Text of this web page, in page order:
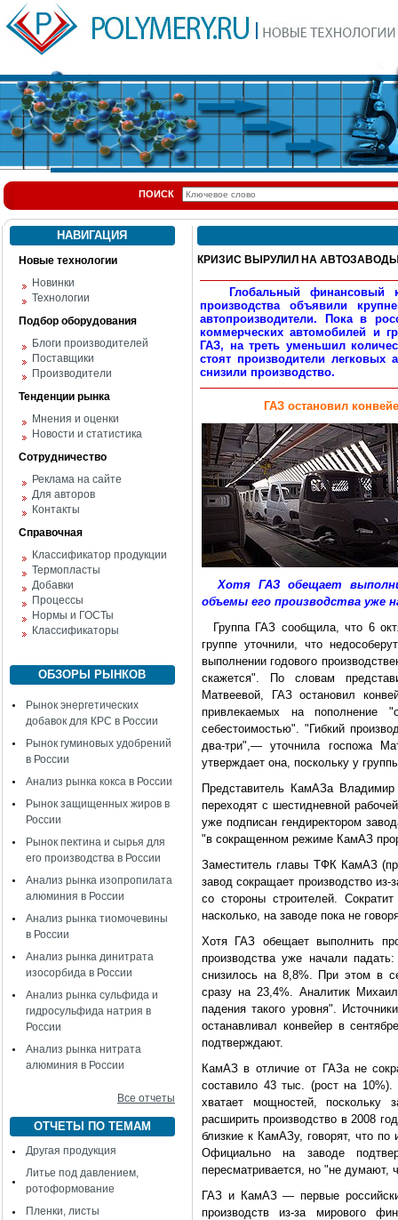
ПОИСК
НАВИГАЦИЯ
Новые технологии
Новинки
Технологии
Подбор оборудования
Блоги производителей
Поставщики
Производители
Тенденции рынка
Мнения и оценки
Новости и статистика
Сотрудничество
Реклама на сайте
Для авторов
Контакты
Справочная
Классификатор продукции
Термопласты
Добавки
Процессы
Нормы и ГОСТы
Классификаторы
ОБЗОРЫ РЫНКОВ
Рынок энергетических
добавок для КРС в России
Рынок гуминовых удобрений
в России
Анализ рынка кокса в России
Рынок защищенных жиров в
России
Рынок пектина и сырья для
его производства в России
Анализ рынка изопропилата
алюминия в России
Анализ рынка тиомочевины
в России
Анализ рынка динитрата
изосорбида в России
Анализ рынка сульфида и
гидросульфида натрия в
России
Анализ рынка нитрата
алюминия в России
Все отчеты
ОТЧЕТЫ ПО ТЕМАМ
Другая продукция
Литье под давлением,
ротоформование
Пленки, листы
КРИЗИС ВЫРУЛИЛ НА
Глобальный финансовый
производства объявили
автопроизводители. Пока в
коммерческих автомобилей и
ГАЗ, на треть уменьшил
стоят производители
снизили производство.
ГАЗ остановил
Хотя ГАЗ обещает
объемы его производства уже
Группа ГАЗ сообщила, что 6
группе уточнили, что
выполнении годового
скажется". По словам
Матвеевой, ГАЗ остановил
привлекаемых на пополнение
себестоимостью". "Гибкий
два-три",— уточнила госпожа
утверждает она, поскольку у
Представитель КамАЗа
переходят с шестидневной
уже подписан гендиректором
"в сокращенном режиме КамАЗ
Заместитель главы ТФК КамАЗ
завод сокращает производство
со стороны строителей.
насколько, на заводе пока не
Хотя ГАЗ обещает выполнить
производства уже начали
снизилось на 8,8%. При этом в
сразу на 23,4%. Аналитик
падения такого уровня".
останавливал конвейер в
подтверждают.
КамАЗ в отличие от ГАЗа не
составило 43 тыс. (рост на
хватает мощностей, поскольку
расширить производство в 2008
близкие к КамАЗу, говорят, что по
Официально на заводе
пересматривается, но "не думают,
ГАЗ и КамАЗ — первые
производств из-за мирового